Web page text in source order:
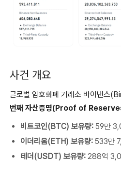
사건 개요
글로벌 암호화폐 거래소 바이낸스
번째 자산증명(Proof of
비트코인(BTC) 보유량: 59만
이더리움(ETH) 보유량: 533만
테더(USDT) 보유량: 288억